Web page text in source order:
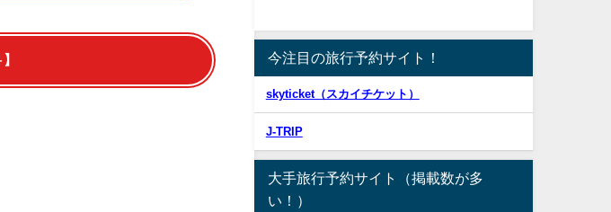
今注目の旅行予約サイト！
skyticket（スカイチケット）
J-TRIP
大手旅行予約サイト（掲載数が多
い！）